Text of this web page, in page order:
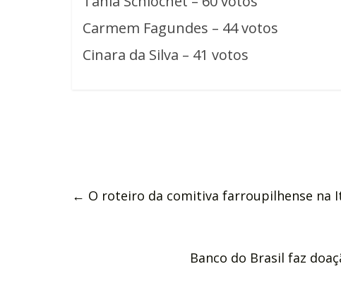
Carmem Fagundes – 44 votos
Cinara da Silva – 41 votos
← O roteiro da comitiva farroupilhense na
Banco do Brasil faz